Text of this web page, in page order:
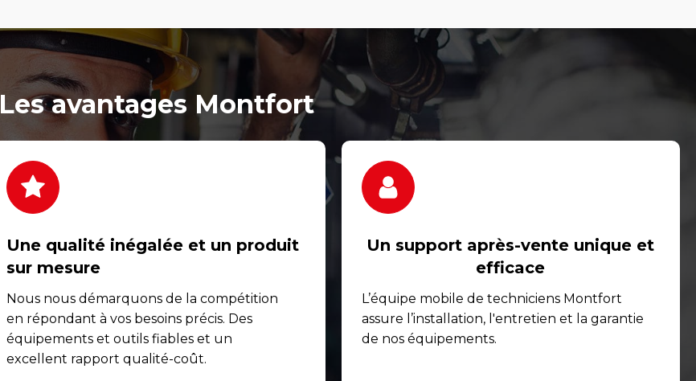
Les avantages Montfort
Une qualité inégalée et un produit
sur mesure
Nous nous démarquons de la compétition
en répondant à vos besoins précis. Des
équipements et outils fiables et un
excellent rapport qualité-coût.
Un support après-vente unique et
efficace
L’équipe mobile de techniciens Montfort
assure l’installation, l'entretien et la garantie
de nos équipements.